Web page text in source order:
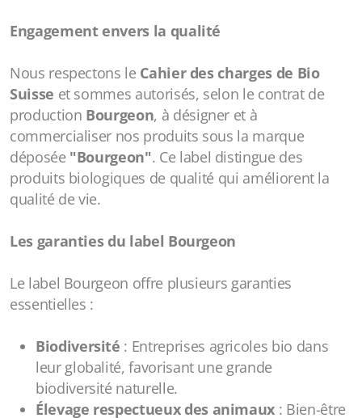
Engagement envers la qualité
Nous respectons le Cahier des charges de Bio
Suisse et sommes autorisés, selon le contrat de
production Bourgeon, à désigner et à
commercialiser nos produits sous la marque
déposée "Bourgeon". Ce label distingue des
produits biologiques de qualité qui améliorent la
qualité de vie.
Les garanties du label Bourgeon
Le label Bourgeon offre plusieurs garanties
essentielles :
Biodiversité : Entreprises agricoles bio dans
leur globalité, favorisant une grande
biodiversité naturelle.
Élevage respectueux des animaux : Bien-être